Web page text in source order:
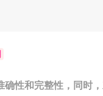
性和完整性，同时